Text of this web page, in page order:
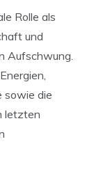
Rolle als
und
Aufschwung.
sowie die
letzten